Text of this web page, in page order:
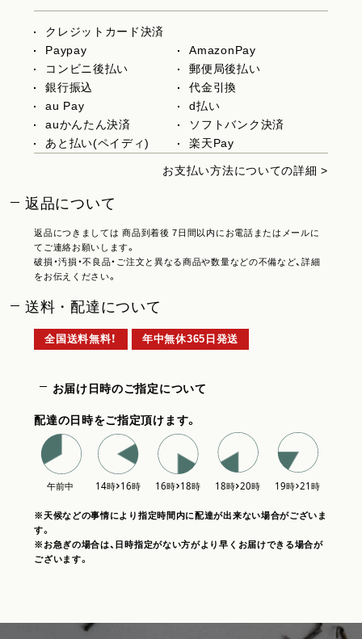
クレジットカード決済
Paypay
AmazonPay
コンビニ後払い
郵便局後払い
銀行振込
代金引換
au Pay
d払い
auかんたん決済
ソフトバンク決済
あと払い(ペイディ)
楽天Pay
お支払い方法についての詳細 >
返品について
返品につきましては 商品到着後 7日間以内にお電話またはメールに
てご連絡お願いします。
破損・汚損・不良品・ご注文と異なる商品や数量などの不備など、詳細
をお伝えください。
送料・配達について
全国送料無料！ 年中無休365日発送
お届け日時のご指定について
配達の日時をご指定頂けます。
※天候などの事情により指定時間内に配達が出来ない場合がございま
す。
※お急ぎの場合は、日時指定がない方がより早くお届けできる場合が
ございます。